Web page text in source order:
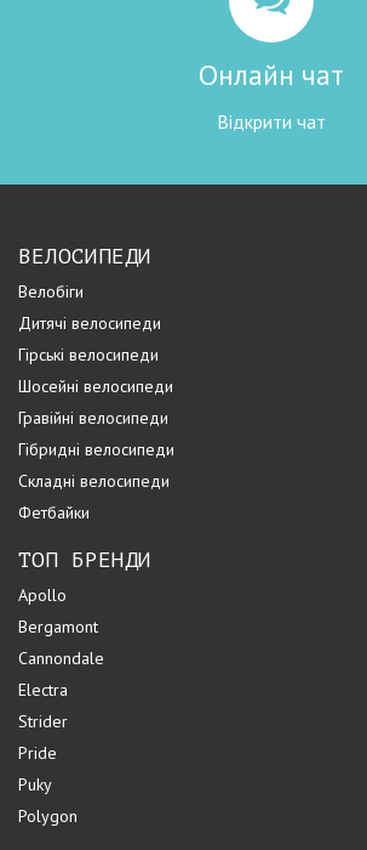
Онлайн чат
Відкрити чат
ВЕЛОСИПЕДИ
Велобіги
Дитячі велосипеди
Гірські велосипеди
Шосейні велосипеди
Гравійні велосипеди
Гібридні велосипеди
Складні велосипеди
Фетбайки
ТОП БРЕНДИ
Apollo
Bergamont
Cannondale
Electra
Strider
Pride
Puky
Polygon